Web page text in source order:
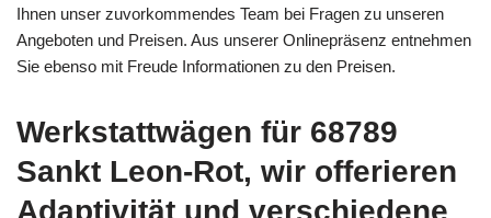
Ihnen unser zuvorkommendes Team bei Fragen zu unseren
Angeboten und Preisen. Aus unserer Onlinepräsenz entnehmen
Sie ebenso mit Freude Informationen zu den Preisen.
Werkstattwägen für 68789
Sankt Leon-Rot, wir offerieren
Adaptivität und verschiedene